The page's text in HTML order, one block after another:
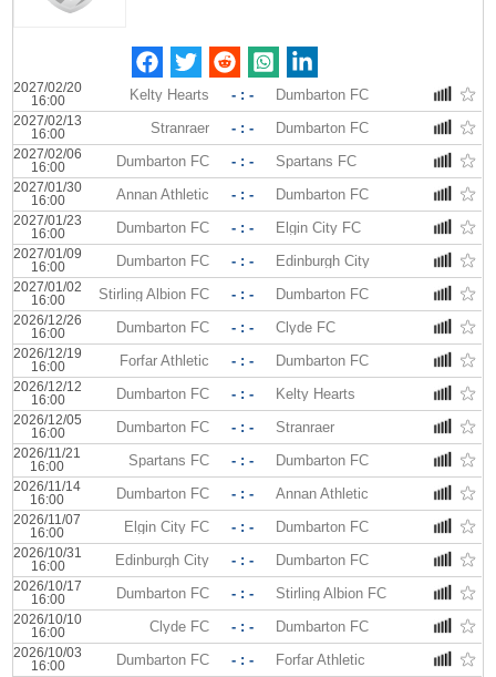
2027/02/20
16:00
Kelty Hearts - : - Dumbarton FC
2027/02/13
16:00
Stranraer - : - Dumbarton FC
2027/02/06
16:00
Dumbarton FC - : - Spartans FC
2027/01/30
16:00
Annan Athletic - : - Dumbarton FC
2027/01/23
16:00
Dumbarton FC - : - Elgin City FC
2027/01/09
16:00
Dumbarton FC - : - Edinburgh City
2027/01/02
16:00
Stirling Albion FC - : - Dumbarton FC
2026/12/26
16:00
Dumbarton FC - : - Clyde FC
2026/12/19
16:00
Forfar Athletic - : - Dumbarton FC
2026/12/12
16:00
Dumbarton FC - : - Kelty Hearts
2026/12/05
16:00
Dumbarton FC - : - Stranraer
2026/11/21
16:00
Spartans FC - : - Dumbarton FC
2026/11/14
16:00
Dumbarton FC - : - Annan Athletic
2026/11/07
16:00
Elgin City FC - : - Dumbarton FC
2026/10/31
16:00
Edinburgh City - : - Dumbarton FC
2026/10/17
16:00
Dumbarton FC - : - Stirling Albion FC
2026/10/10
16:00
Clyde FC - : - Dumbarton FC
2026/10/03
16:00
Dumbarton FC - : - Forfar Athletic